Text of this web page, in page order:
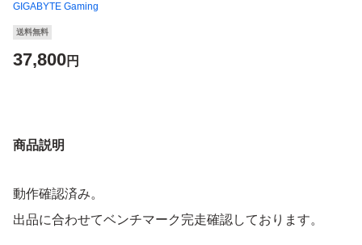
GIGABYTE Gaming
送料無料
37,800円
商品説明
動作確認済み。
出品に合わせてベンチマーク完走確認しております。